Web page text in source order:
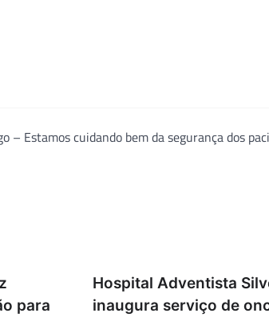
– Estamos cuidando bem da segurança dos
para
Hospital Adventista
inaugura serviço de